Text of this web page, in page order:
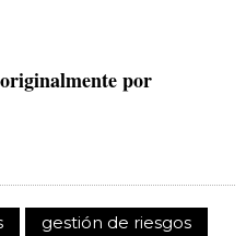
por
gestión de riesgos